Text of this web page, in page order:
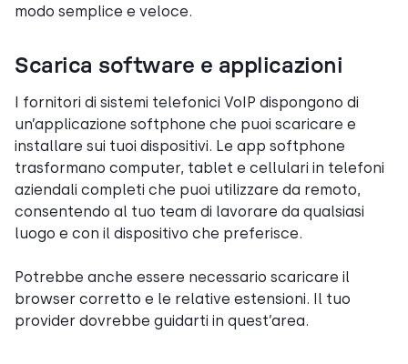
modo semplice e veloce.
Scarica software e applicazioni
I fornitori di sistemi telefonici VoIP dispongono di
un’applicazione softphone che puoi scaricare e
installare sui tuoi dispositivi. Le app softphone
trasformano computer, tablet e cellulari in telefoni
aziendali completi che puoi utilizzare da remoto,
consentendo al tuo team di lavorare da qualsiasi
luogo e con il dispositivo che preferisce.
Potrebbe anche essere necessario scaricare il
browser corretto e le relative estensioni. Il tuo
provider dovrebbe guidarti in quest’area.